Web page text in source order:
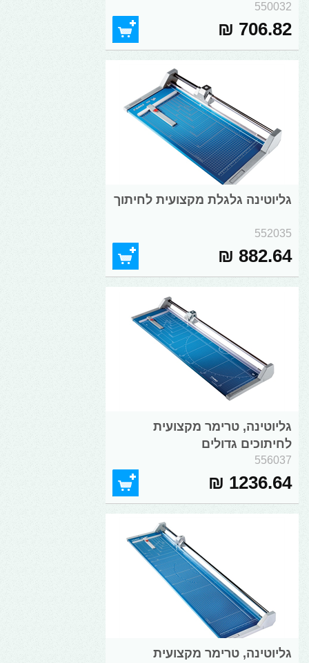
550032
706.82 ₪
גליוטינה גלגלת מקצועית לחיתוך
552035
882.64 ₪
גליוטינה, טרימר מקצועית
לחיתוכים גדולים
556037
1236.64 ₪
גליוטינה, טרימר מקצועית